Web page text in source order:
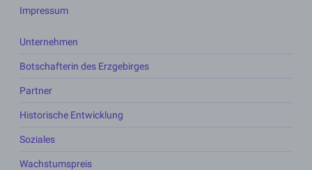
Impressum
Unternehmen
Botschafterin des Erzgebirges
Partner
Historische Entwicklung
Soziales
Wachstumspreis